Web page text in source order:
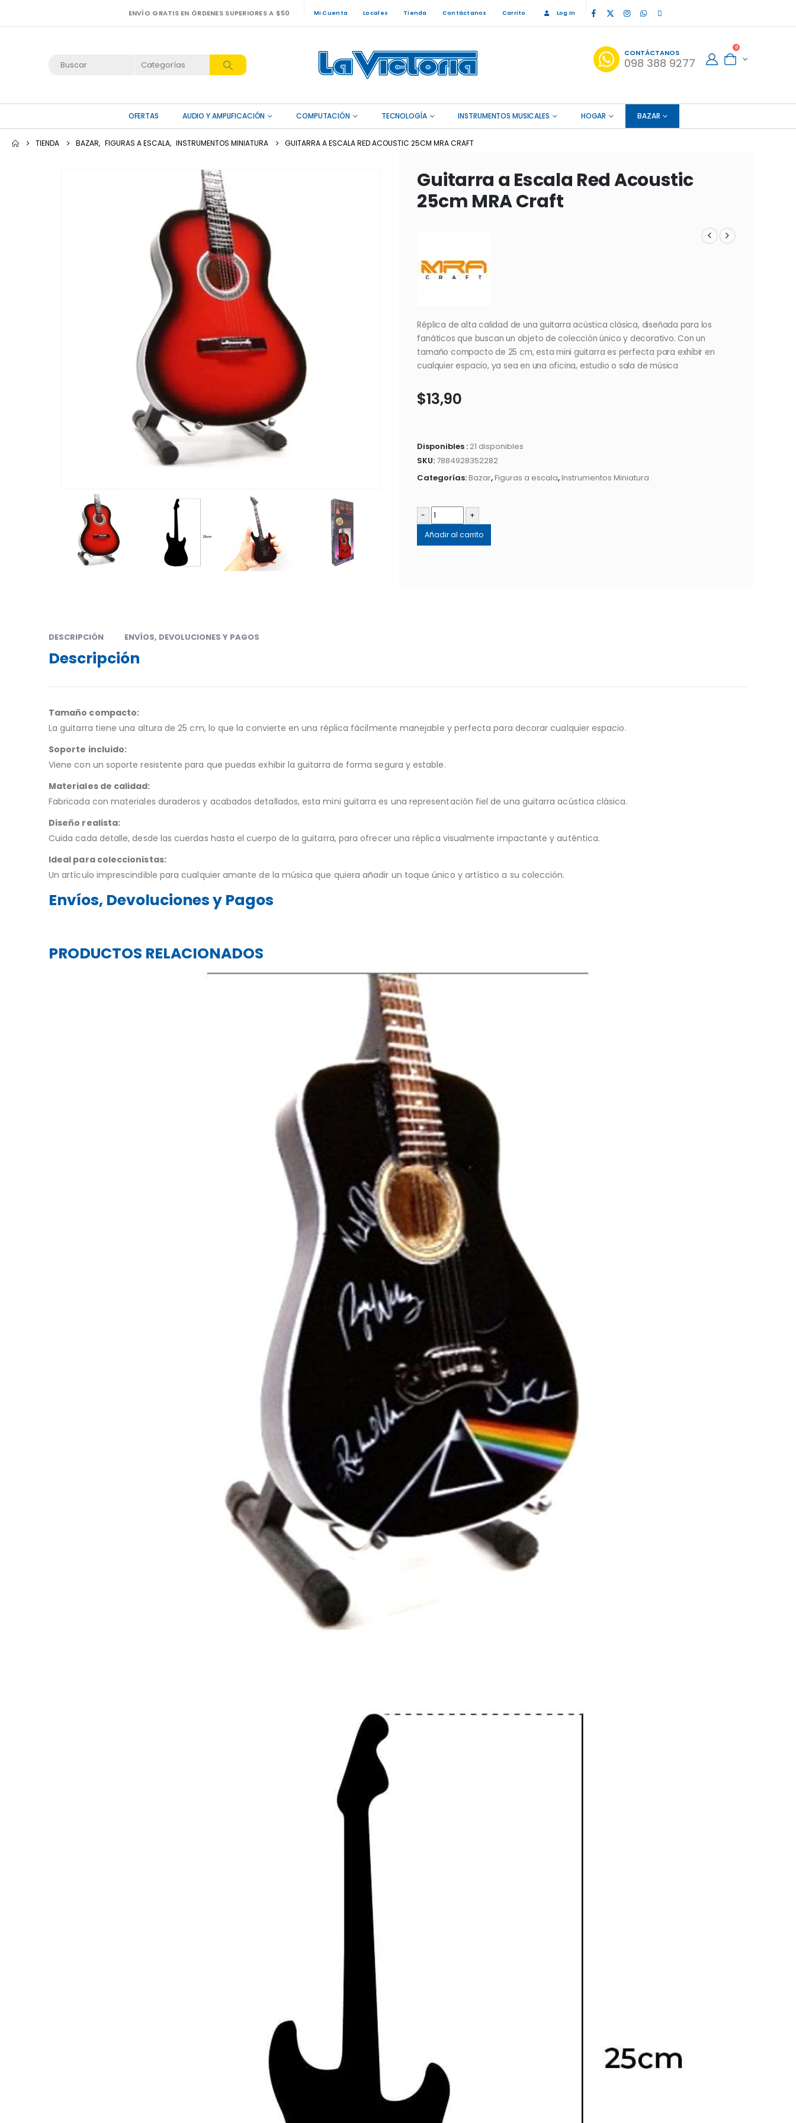
ENVÍO GRATIS EN ÓRDENES SUPERIORES A $50 Mi Cuenta Locales Tienda Contáctanos Carrito Log In
CONTÁCTANOS
098 388 9277
0
OFERTAS AUDIO Y AMPLIFICACIÓN COMPUTACIÓN TECNOLOGÍA INSTRUMENTOS MUSICALES HOGAR BAZAR
TIENDA BAZAR, FIGURAS A ESCALA, INSTRUMENTOS MINIATURA GUITARRA A ESCALA RED ACOUSTIC 25CM MRA CRAFT
Guitarra a Escala Red Acoustic
25cm MRA Craft
Réplica de alta calidad de una guitarra acústica clásica, diseñada para los
fanáticos que buscan un objeto de colección único y decorativo. Con un
tamaño compacto de 25 cm, esta mini guitarra es perfecta para exhibir en
cualquier espacio, ya sea en una oficina, estudio o sala de música
$13,90
Disponibles :21 disponibles
SKU:7884928352282
Categorías:Bazar,Figuras a escala,Instrumentos Miniatura
-
+
Añadir al carrito
DESCRIPCIÓN ENVÍOS, DEVOLUCIONES Y PAGOS
Descripción
Tamaño compacto:
La guitarra tiene una altura de 25 cm, lo que la convierte en una réplica fácilmente manejable y perfecta para decorar cualquier espacio.
Soporte incluido:
Viene con un soporte resistente para que puedas exhibir la guitarra de forma segura y estable.
Materiales de calidad:
Fabricada con materiales duraderos y acabados detallados, esta mini guitarra es una representación fiel de una guitarra acústica clásica.
Diseño realista:
Cuida cada detalle, desde las cuerdas hasta el cuerpo de la guitarra, para ofrecer una réplica visualmente impactante y auténtica.
Ideal para coleccionistas:
Un artículo imprescindible para cualquier amante de la música que quiera añadir un toque único y artístico a su colección.
Envíos, Devoluciones y Pagos
PRODUCTOS RELACIONADOS